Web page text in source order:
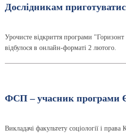
Дослідникам
Урочисте відкриття програми
відбулося в онлайн-форматі 2 лютого.
ФСП – учасник програми
Викладачі факультету соціології і права